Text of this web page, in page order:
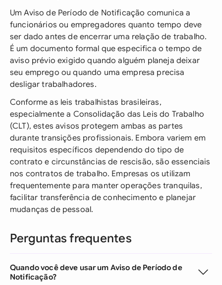
Um Aviso de Período de Notificação comunica a
funcionários ou empregadores quanto tempo deve
ser dado antes de encerrar uma relação de trabalho.
É um documento formal que especifica o tempo de
aviso prévio exigido quando alguém planeja deixar
seu emprego ou quando uma empresa precisa
desligar trabalhadores.
Conforme as leis trabalhistas brasileiras,
especialmente a Consolidação das Leis do Trabalho
(CLT), estes avisos protegem ambas as partes
durante transições profissionais. Embora variem em
requisitos específicos dependendo do tipo de
contrato e circunstâncias de rescisão, são essenciais
nos contratos de trabalho. Empresas os utilizam
frequentemente para manter operações tranquilas,
facilitar transferência de conhecimento e planejar
mudanças de pessoal.
Perguntas frequentes
Quando você deve usar um Aviso de Período de
Notificação?